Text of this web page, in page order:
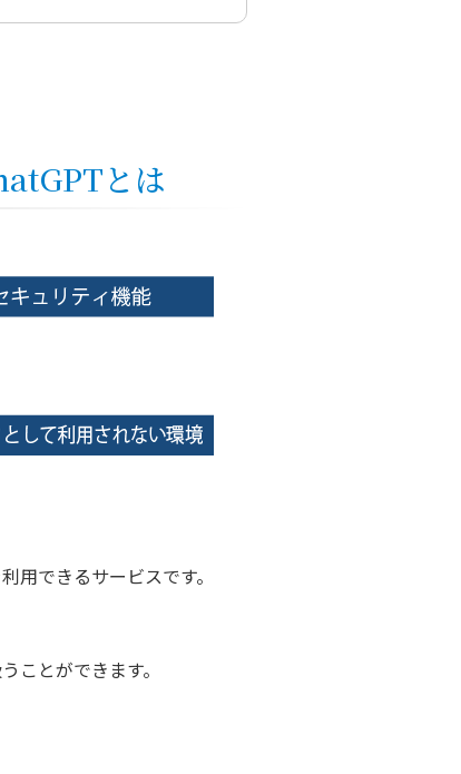
とは
できるサービスです。
ことができます。